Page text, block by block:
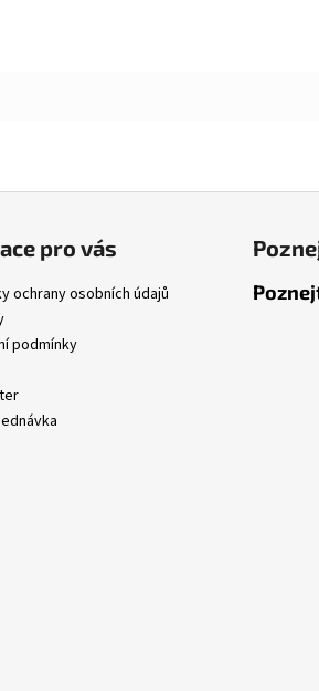
pro vás
ochrany osobních údajů
podmínky